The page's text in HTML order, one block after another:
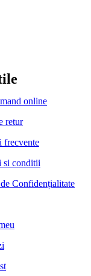
online
retur
frecvente
si conditii
Confidențialitate